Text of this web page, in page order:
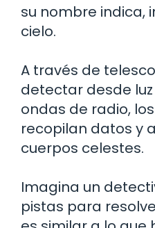
su nombre indica,
cielo.
A través de
detectar desde
ondas de radio,
recopilan datos y
cuerpos celestes.
Imagina un
pistas para